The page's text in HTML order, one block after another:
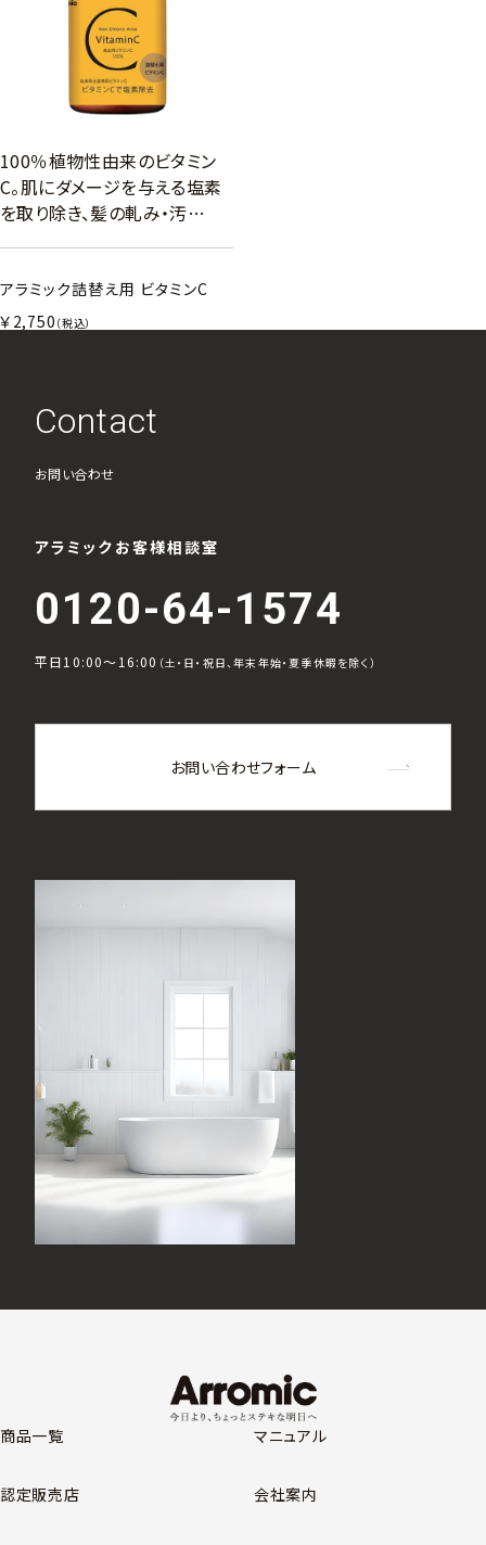
100％植物性由来のビタミン
C。肌にダメージを与える塩素
を取り除き、髪の軋み・汚…
アラミック詰替え用 ビタミンC
￥2,750 （税込）
Contact
お問い合わせ
アラミックお客様相談室
0120-64-1574
平日10:00～16:00 （土・日・祝日、年末年始・夏季休暇を除く）
お問い合わせフォーム
商品一覧 マニュアル
認定販売店 会社案内